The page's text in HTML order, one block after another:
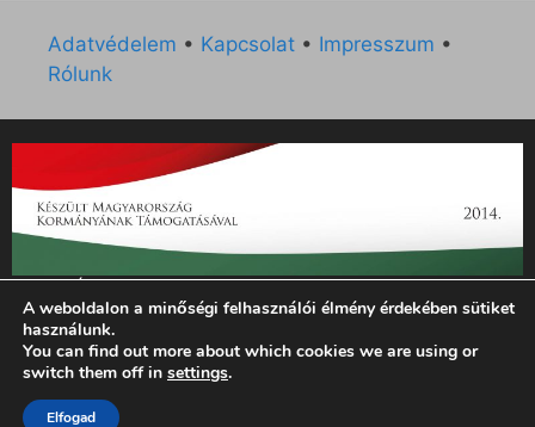
Adatvédelem • Kapcsolat • Impresszum •
Rólunk
„Az Új Ember katolikus hetilap 2014. évi működésének
támogatását az EGYH-KCP-14-P-0121 sz. támogatási
szerződés keretében 3 000 000 Ft összegben támogatta az
Emberi Erőforrások Minisztériuma.”
© 2026 Magyar Kurír - Új Ember
A weboldalon a minőségi felhasználói élmény érdekében sütiket
használunk.
You can find out more about which cookies we are using or
switch them off in settings.
Elfogad